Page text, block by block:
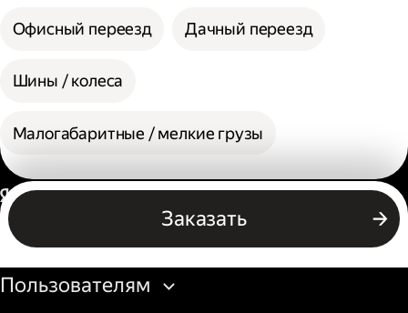
Офисный переезд Дачный переезд
Шины / колеса
Малогабаритные / мелкие грузы
Заказать
Россия
Бизнесу
Пользователям